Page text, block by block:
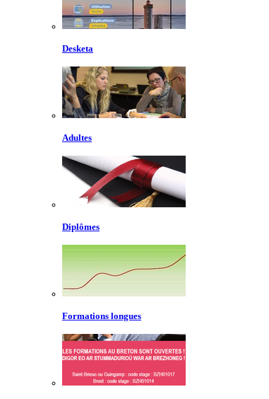
Desketa
Adultes
Diplômes
Formations longues